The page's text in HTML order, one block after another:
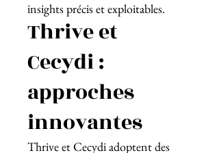
insights précis et exploitables.
Thrive et
Cecydi :
approches
innovantes
Thrive et Cecydi adoptent des